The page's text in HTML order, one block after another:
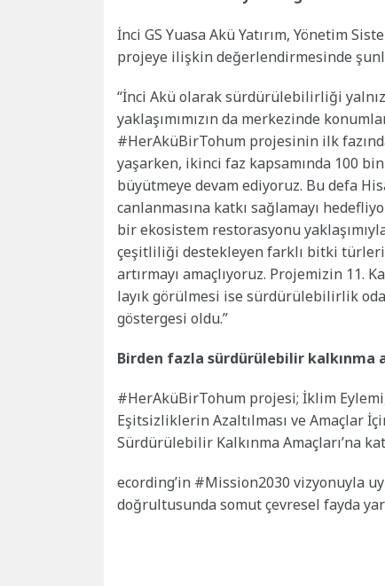
İnci GS Yuasa Akü Yatırım, Yönetim
projeye ilişkin değerlendirmesinde
“İnci Akü olarak sürdürülebilirliği
yaklaşımımızın da merkezinde
#HerAküBirTohum projesinin ilk
yaşarken, ikinci faz kapsamında 100
büyütmeye devam ediyoruz. Bu defa
canlanmasına katkı sağlamayı
bir ekosistem restorasyonu
çeşitliliği destekleyen farklı bitki
artırmayı amaçlıyoruz. Projemizin 11.
layık görülmesi ise sürdürülebilirlik
göstergesi oldu.”
Birden fazla sürdürülebilir kalkınma
#HerAküBirTohum projesi; İklim
Eşitsizliklerin Azaltılması ve Amaçlar
Sürdürülebilir Kalkınma Amaçları’na
ecording’in #Mission2030 vizyonuyla
doğrultusunda somut çevresel fayda